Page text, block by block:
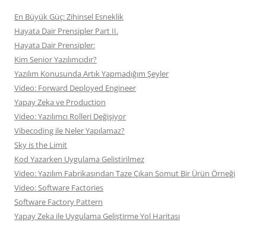
En Büyük Güç: Zihinsel Esneklik
Hayata Dair Prensipler Part II.
Hayata Dair Prensipler:
Kim Senior Yazılımcıdır?
Yazılım Konusunda Artık Yapmadığım Şeyler
Video: Forward Deployed Engineer
Yapay Zeka ve Production
Video: Yazılımcı Rolleri Değişiyor
Vibecoding ile Neler Yapılamaz?
Sky is the Limit
Kod Yazarken Uygulama Gelistirilmez
Video: Yazılım Fabrikasından Taze Çıkan Somut Bir Ürün Örneği
Video: Software Factories
Software Factory Pattern
Yapay Zeka ile Uygulama Geliştirme Yol Haritası